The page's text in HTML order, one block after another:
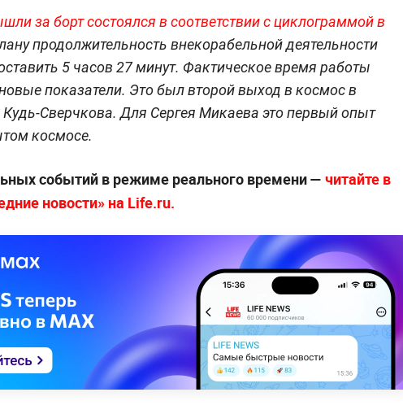
за борт состоялся в соответствии с циклограммой в
продолжительность внекорабельной деятельности
5 часов 27 минут. Фактическое время работы
показатели. Это был второй выход в космос в
Кудь-Сверчкова. Для Сергея Микаева это первый опыт
космосе.
событий в режиме реального времени — читайте в
новости» на Life.ru.